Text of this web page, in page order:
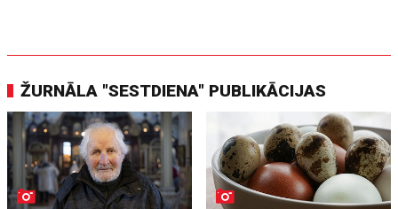
ŽURNĀLA "SESTDIENA" PUBLIKĀCIJAS